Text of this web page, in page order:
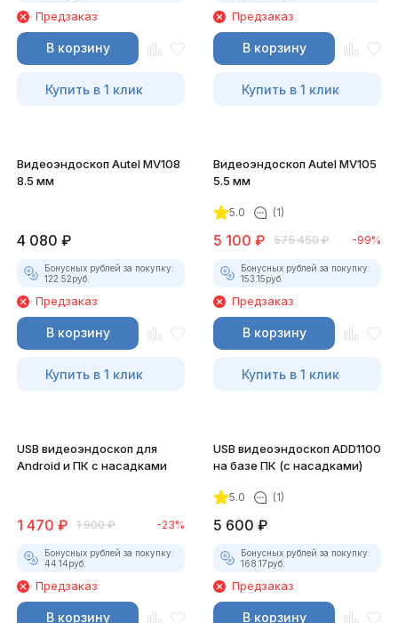
Предзаказ
В корзину
Купить в 1 клик
Предзаказ
В корзину
Купить в 1 клик
Видеоэндоскоп Autel MV108
8.5 мм
4 080 ₽
Бонусных рублей за покупку:
122.52руб.
Предзаказ
В корзину
Купить в 1 клик
Видеоэндоскоп Autel MV105
5.5 мм
5.0 (1)
5 100 ₽ 575 450 ₽ -99%
Бонусных рублей за покупку:
153.15руб.
Предзаказ
В корзину
Купить в 1 клик
USB видеоэндоскоп для
Android и ПК с насадками
1 470 ₽ 1 900 ₽ -23%
Бонусных рублей за покупку:
44.14руб.
Предзаказ
В корзину
USB видеоэндоскоп ADD1100
на базе ПК (с насадками)
5.0 (1)
5 600 ₽
Бонусных рублей за покупку:
168.17руб.
Предзаказ
В корзину